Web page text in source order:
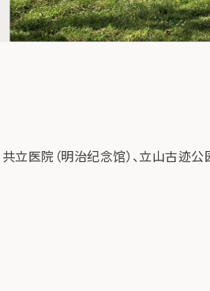
医院（明治纪念馆）、立山古迹